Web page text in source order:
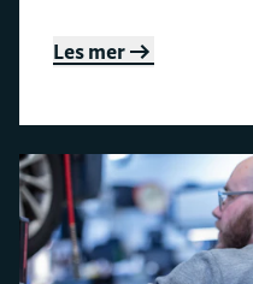
Les mer